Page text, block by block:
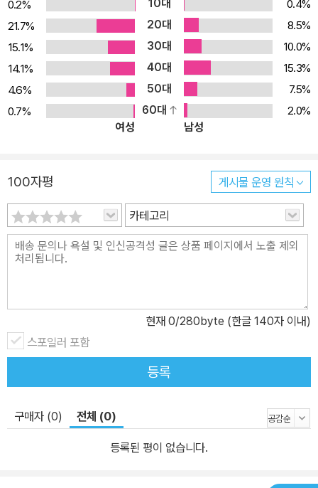
문화관광 ODA 분야에 관심을 기울이고 있다.
0.2% 10대
0.4%
21.7%
20대
8.5%
15.1%
30대
10.0%
14.1%
40대
15.3%
4.6%
50대
7.5%
0.7%
60대
2.0%
여성
남성
100자평 게시물 운영 원칙
카테고리
현재 0/280byte (한글 140자 이내)
스포일러 포함
등록
구매자 (0) 전체 (0)
등록된 평이 없습니다.